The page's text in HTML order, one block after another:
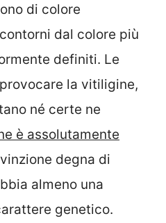
di colore
dal colore più
definiti. Le
la vitiligine,
né certe ne
è assolutamente
degna di
almeno una
genetico.